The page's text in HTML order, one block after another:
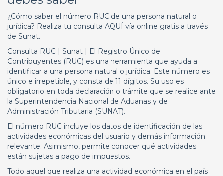
¿Cómo saber el número RUC de una persona natural o
jurídica? Realiza tu consulta AQUÍ vía online gratis a través
de Sunat.
Consulta RUC | Sunat | El Registro Único de
Contribuyentes (RUC) es una herramienta que ayuda a
identificar a una persona natural o jurídica. Este número es
único e irrepetible, y consta de 11 dígitos. Su uso es
obligatorio en toda declaración o trámite que se realice ante
la Superintendencia Nacional de Aduanas y de
Administración Tributaria (SUNAT).
El número RUC incluye los datos de identificación de las
actividades económicas del usuario y demás información
relevante. Asimismo, permite conocer qué actividades
están sujetas a pago de impuestos.
Todo aquel que realiza una actividad económica en el país